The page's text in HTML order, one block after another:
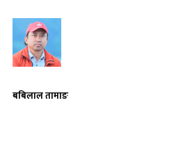
बबिलाल तामाङ